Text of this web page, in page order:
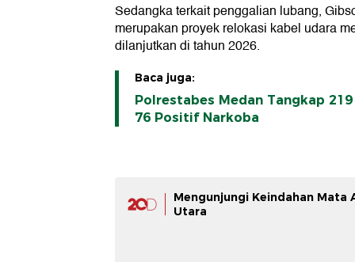
Sedangka terkait penggalian lubang,
merupakan proyek relokasi kabel udara
dilanjutkan di tahun 2026.
Baca juga:
Polrestabes Medan Tangkap
76 Positif Narkoba
Mengunjungi Keindahan Mata
Utara